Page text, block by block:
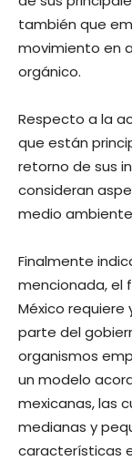
también que
movimiento en
orgánico.
Respecto a la
que están
retorno de sus
consideran
medio
Finalmente
mencionada, el
México
parte del
organismos
un modelo
mexicanas, las
medianas y
características